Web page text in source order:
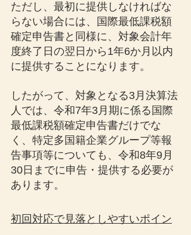
ただし、最初に提供しなければな
らない場合には、国際最低課税額
確定申告書と同様に、対象会計年
度終了日の翌日から1年6か月以内
に提供することになります。
したがって、対象となる3月決算法
人では、令和7年3月期に係る国際
最低課税額確定申告書だけでな
く、特定多国籍企業グループ等報
告事項等についても、令和8年9月
30日までに申告・提供する必要が
あります。
初回対応で見落としやすいポイン